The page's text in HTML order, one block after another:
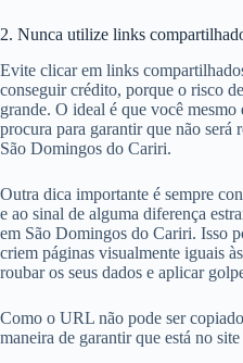
2. Nunca utilize links
Evite clicar em links
conseguir crédito, porque o risco
grande. O ideal é que você
procura para garantir que não será
São Domingos do Cariri.
Outra dica importante é sempre
e ao sinal de alguma diferença
em São Domingos do Cariri. Isso
criem páginas visualmente iguais
roubar os seus dados e aplicar
Como o URL não pode ser
maneira de garantir que está no